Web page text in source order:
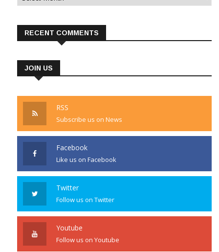
RECENT COMMENTS
JOIN US
RSS
Subscribe us on News
Facebook
Like us on Facebook
Twitter
Follow us on Twitter
Youtube
Follow us on Youtube